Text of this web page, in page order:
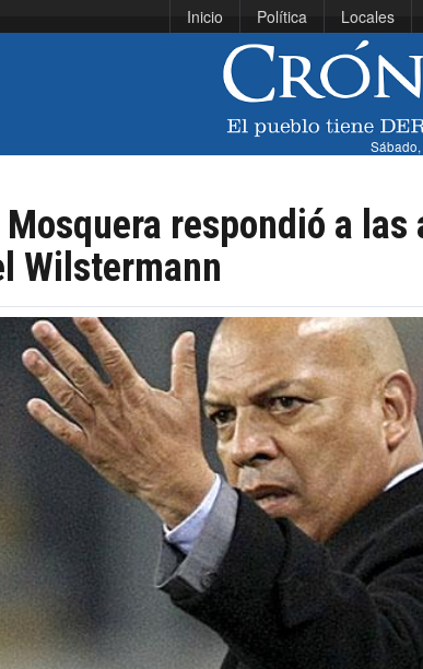
Inicio Política Locales
respondió a las
Wilstermann